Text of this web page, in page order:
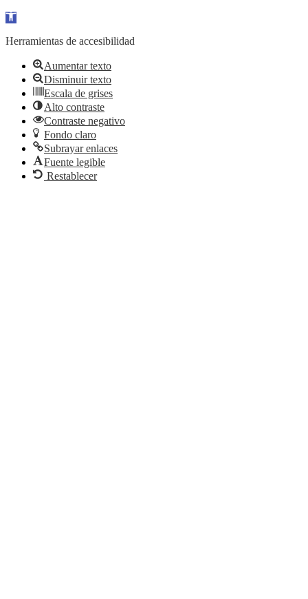
Abrir barra de herramientas
Herramientas de accesibilidad
Aumentar texto
Disminuir texto
Escala de grises
Alto contraste
Contraste negativo
Fondo claro
Subrayar enlaces
Fuente legible
Restablecer